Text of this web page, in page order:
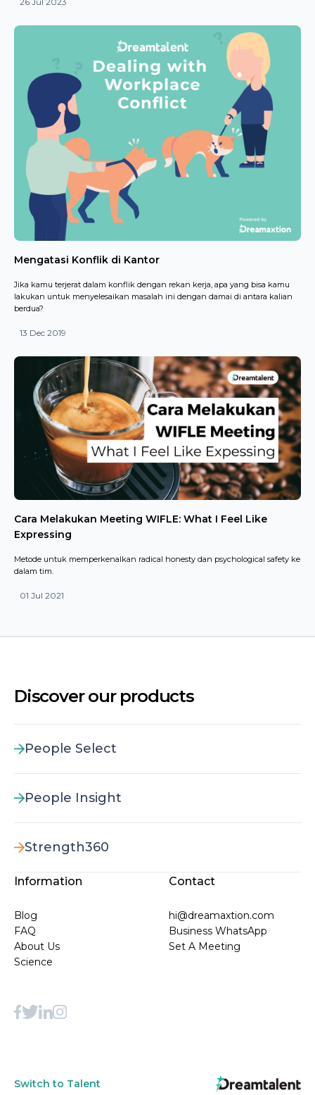
Mengatasi Konflik di Kantor
Jika kamu terjerat dalam konflik dengan rekan kerja, apa yang bisa kamu
lakukan untuk menyelesaikan masalah ini dengan damai di antara kalian
berdua?
13 Dec 2019
Cara Melakukan Meeting WIFLE: What I Feel Like
Expressing
Metode untuk memperkenalkan radical honesty dan psychological safety ke
dalam tim.
01 Jul 2021
Discover our products
People Select
People Insight
Strength360
Information
Blog
FAQ
About Us
Science
Contact
hi@dreamaxtion.com
Business WhatsApp
Set A Meeting
Switch to Talent